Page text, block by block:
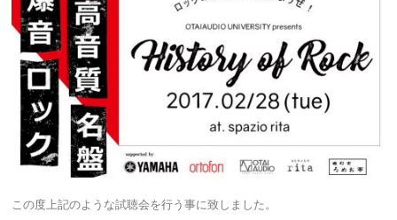
この度上記のような試聴会を行う事に致しました。